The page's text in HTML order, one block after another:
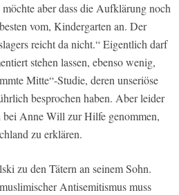
aber dass die Aufklärung noch
vom, Kindergarten an. Der
reicht da nicht.“ Eigentlich darf
stehen lassen, ebenso wenig,
Mitte“-Studie, deren unseriöse
besprochen haben. Aber leider
bei Anne Will zur Hilfe genommen,
zu erklären.
zu den Tätern an seinem Sohn.
Antisemitismus muss